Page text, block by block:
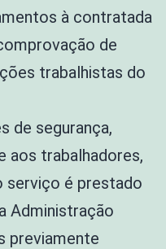
à contratada
de
trabalhistas do
de segurança,
aos trabalhadores,
serviço é prestado
Administração
previamente